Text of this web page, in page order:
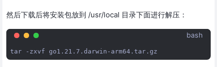
然后下载后将安装包放到 /usr/local 目录下面进行解压：
bash
tar -zxvf